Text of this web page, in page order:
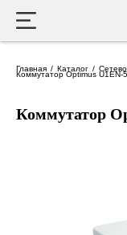
Главная Каталог
Коммутатор Optimus U1EN-
Коммутатор